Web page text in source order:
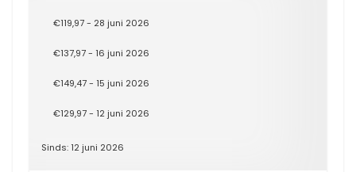
€119,97 - 28 juni 2026
€137,97 - 16 juni 2026
€149,47 - 15 juni 2026
€129,97 - 12 juni 2026
Sinds: 12 juni 2026